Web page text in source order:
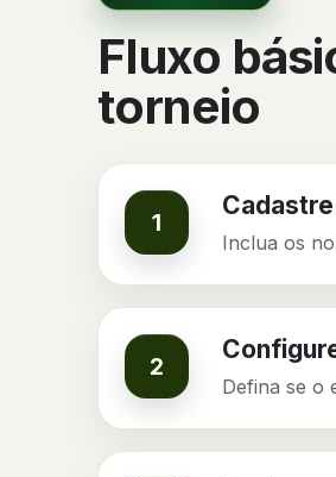
Fluxo
torneio
1
Inclua os
2
Defina se o